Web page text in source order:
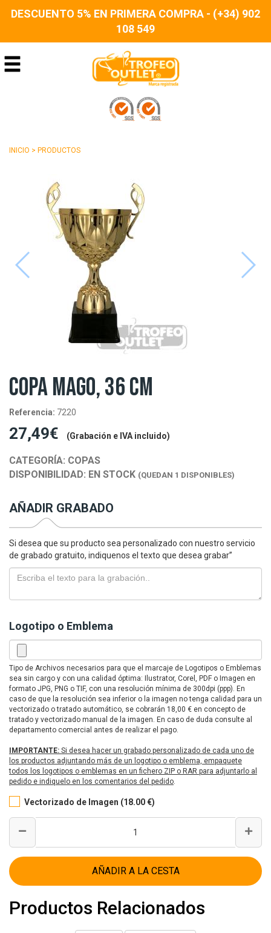
DESCUENTO 5% EN PRIMERA COMPRA - (+34) 902
108 549
INICIO > PRODUCTOS
COPA MAGO, 36 CM
Referencia: 7220
27,49€ (Grabación e IVA incluido)
CATEGORÍA: COPAS
DISPONIBILIDAD: EN STOCK (QUEDAN 1 DISPONIBLES)
AÑADIR GRABADO
Si desea que su producto sea personalizado con nuestro servicio
de grabado gratuito, indiquenos el texto que desea grabar”
Logotipo o Emblema
Tipo de Archivos necesarios para que el marcaje de Logotipos o Emblemas
sea sin cargo y con una calidad óptima: Ilustrator, Corel, PDF o Imagen en
formato JPG, PNG o TIF, con una resolución mínima de 300dpi (ppp). En
caso de que la resolución sea inferior o la imagen no tenga calidad para un
vectorizado o tratado automático, se cobrarán 18,00 € en concepto de
tratado y vectorizado manual de la imagen. En caso de duda consulte al
departamento comercial antes de realizar el pago.
IMPORTANTE: Si desea hacer un grabado personalizado de cada uno de
los productos adjuntando más de un logotipo o emblema, empaquete
todos los logotipos o emblemas en un fichero ZIP o RAR para adjuntarlo al
pedido e indiquelo en los comentarios del pedido.
Vectorizado de Imagen (18.00 €)
AÑADIR A LA CESTA
Productos Relacionados